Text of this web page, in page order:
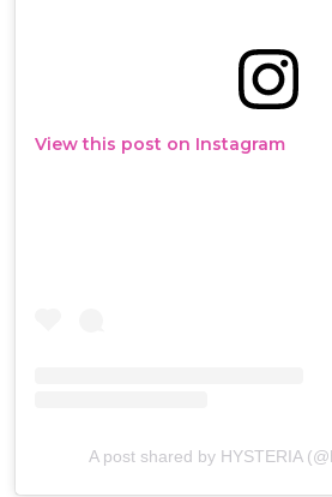
View this post on Instagram
A post shared by HYSTERIA